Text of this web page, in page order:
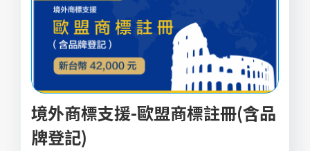
境外商標支援-歐盟商標註冊(含品
牌登記)